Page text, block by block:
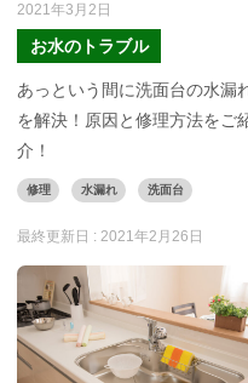
2021年3月2日
お水のトラブル
あっという間に洗面台の水漏
を解決！原因と修理方法をご
介！
修理 水漏れ 洗面台
最終更新日 : 2021年2月26日